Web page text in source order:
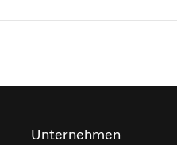
Unternehmen